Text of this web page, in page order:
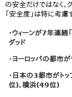
の安全だけではなく、
「安全度」は特に考慮
・ウィーンが7年連
ダッド
・ヨーロッパの都市
・日本の3都市がト
位)、横浜(49位)